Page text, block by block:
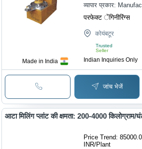
Made in India
व्यापार प्रकार:
परफेक्ट ेंगिनीरिंग्स
कोयंबटूर
Trusted
Seller
Indian Inquiries Only
जांच भेजें
आटा मिलिंग प्लांट की क्षमता: 200-4000 किलोग्राम/
Price Trend:
INR/Plant